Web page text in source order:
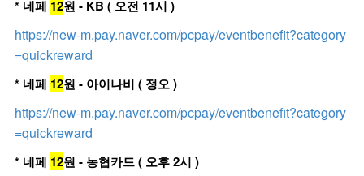
* 네페 12원 - KB ( 오전 11시 )
https://new-m.pay.naver.com/pcpay/eventbenefit?category
=quickreward
* 네페 12원 - 아이나비 ( 정오 )
https://new-m.pay.naver.com/pcpay/eventbenefit?category
=quickreward
* 네페 12원 - 농협카드 ( 오후 2시 )